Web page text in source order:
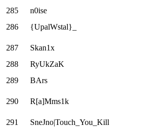
285
n0ise
286
{UpalWstal}_
287 Skan1x
288
RyUkZaK
289
BArs
290 R[a]Mms1k
291 SneJno|Touch_You_Kill